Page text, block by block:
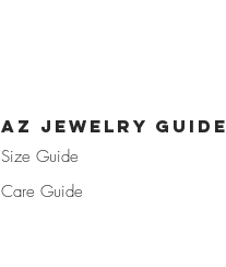
az jewelry guide
Size Guide
Care Guide